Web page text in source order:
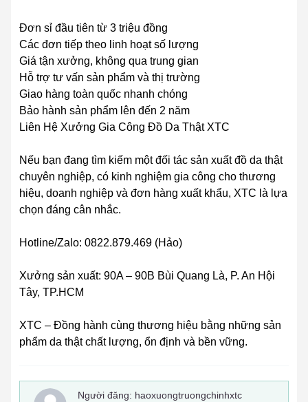
Đơn sỉ đầu tiên từ 3 triệu đồng
Các đơn tiếp theo linh hoạt số lượng
Giá tận xưởng, không qua trung gian
Hỗ trợ tư vấn sản phẩm và thị trường
Giao hàng toàn quốc nhanh chóng
Bảo hành sản phẩm lên đến 2 năm
Liên Hệ Xưởng Gia Công Đồ Da Thật XTC
Nếu bạn đang tìm kiếm một đối tác sản xuất đồ da thật
chuyên nghiệp, có kinh nghiệm gia công cho thương
hiệu, doanh nghiệp và đơn hàng xuất khẩu, XTC là lựa
chọn đáng cân nhắc.
Hotline/Zalo: 0822.879.469 (Hảo)
Xưởng sản xuất: 90A – 90B Bùi Quang Là, P. An Hội
Tây, TP.HCM
XTC – Đồng hành cùng thương hiệu bằng những sản
phẩm da thật chất lượng, ổn định và bền vững.
Người đăng: haoxuongtruongchinhxtc